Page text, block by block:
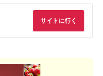
サイトに行く